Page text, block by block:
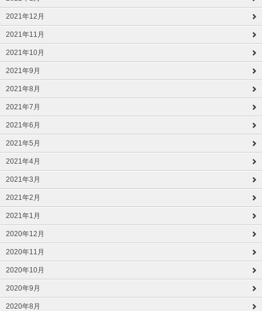
2021年12月
2021年11月
2021年10月
2021年9月
2021年8月
2021年7月
2021年6月
2021年5月
2021年4月
2021年3月
2021年2月
2021年1月
2020年12月
2020年11月
2020年10月
2020年9月
2020年8月